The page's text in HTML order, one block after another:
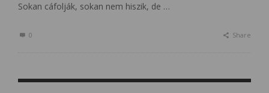
Sokan cáfolják, sokan nem hiszik, de …
0 Share